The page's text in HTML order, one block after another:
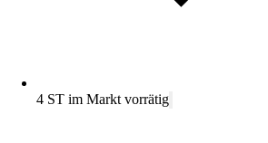
4 ST im Markt vorrätig